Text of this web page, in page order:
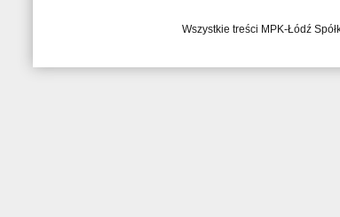
Wszystkie treści MPK-Łódź